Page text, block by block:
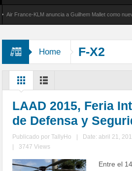
France-KLM anuncia a Guilhem Mallet como nuevo
Home F-X2
LAAD 2015, Feria
de Defensa y
Publicado porTallyHo Date: abril 21,
3747 Views
Entre el